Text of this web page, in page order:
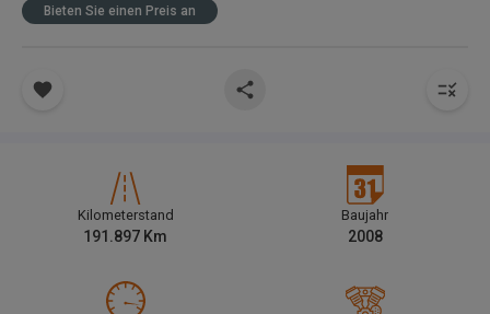
Bieten Sie einen Preis an
Kilometerstand
191.897 Km
Baujahr
2008